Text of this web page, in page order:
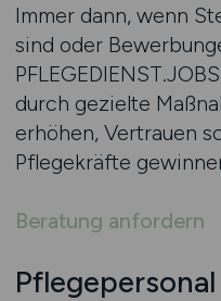
Immer dann, wenn
sind oder
durch gezielte
erhöhen, Vertrauen
Pflegekräfte
Beratung anfordern